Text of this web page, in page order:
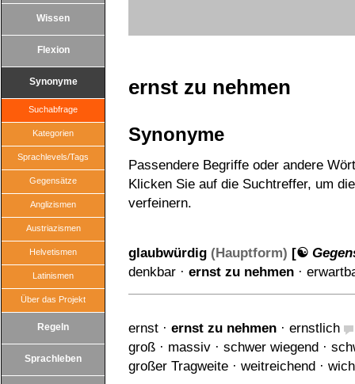
Wissen
Flexion
Synonyme
Suchabfrage
Kategorien
Sprachlevels/Tags
Gegensätze
Anglizismen
Austriazismen
Helvetismen
Latinismen
Über das Projekt
Regeln
Sprachleben
ernst zu nehmen
Synonyme
Passendere Begriffe oder andere
Klicken Sie auf die Suchtreffer, um
verfeinern.
glaubwürdig (Hauptform) [☯
denkbar · ernst zu nehmen ·
ernst · ernst zu nehmen · ernstlich
groß · massiv · schwer wiegend ·
großer Tragweite · weitreichend ·